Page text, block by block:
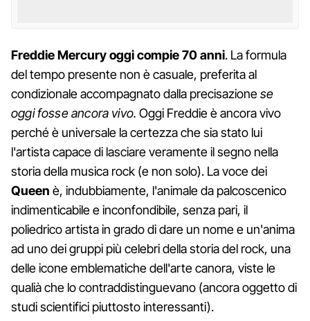
Freddie Mercury oggi compie 70 anni. La formula
del tempo presente non è casuale, preferita al
condizionale accompagnato dalla precisazionese
oggi fosse ancora vivo.Oggi Freddie è ancora vivo
perché è universale la certezza che sia stato lui
l'artista capace di lasciare veramente il segno nella
storia della musica rock (e non solo). La voce dei
Queen è, indubbiamente, l'animale da palcoscenico
indimenticabile e inconfondibile, senza pari, il
poliedrico artista in grado di dare un nome e un'anima
ad uno dei gruppi più celebri della storia del rock, una
delle icone emblematiche dell'arte canora, viste le
qualià che lo contraddistinguevano (ancora oggetto di
studi scientifici piuttosto interessanti).